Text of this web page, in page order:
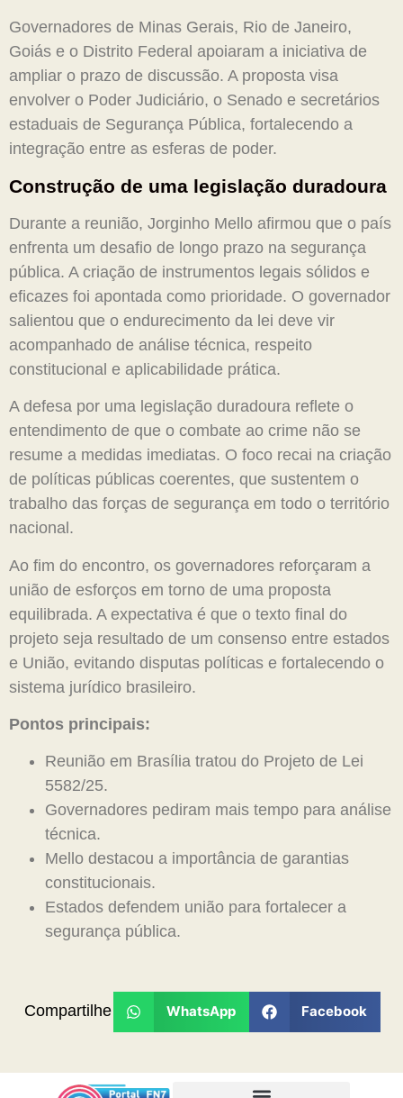
Governadores de Minas Gerais, Rio de Janeiro,
Goiás e o Distrito Federal apoiaram a iniciativa de
ampliar o prazo de discussão. A proposta visa
envolver o Poder Judiciário, o Senado e secretários
estaduais de Segurança Pública, fortalecendo a
integração entre as esferas de poder.
Construção de uma legislação duradoura
Durante a reunião, Jorginho Mello afirmou que o país
enfrenta um desafio de longo prazo na segurança
pública. A criação de instrumentos legais sólidos e
eficazes foi apontada como prioridade. O governador
salientou que o endurecimento da lei deve vir
acompanhado de análise técnica, respeito
constitucional e aplicabilidade prática.
A defesa por uma legislação duradoura reflete o
entendimento de que o combate ao crime não se
resume a medidas imediatas. O foco recai na criação
de políticas públicas coerentes, que sustentem o
trabalho das forças de segurança em todo o território
nacional.
Ao fim do encontro, os governadores reforçaram a
união de esforços em torno de uma proposta
equilibrada. A expectativa é que o texto final do
projeto seja resultado de um consenso entre estados
e União, evitando disputas políticas e fortalecendo o
sistema jurídico brasileiro.
Pontos principais:
Reunião em Brasília tratou do Projeto de Lei
5582/25.
Governadores pediram mais tempo para análise
técnica.
Mello destacou a importância de garantias
constitucionais.
Estados defendem união para fortalecer a
segurança pública.
Compartilhe WhatsApp Facebook